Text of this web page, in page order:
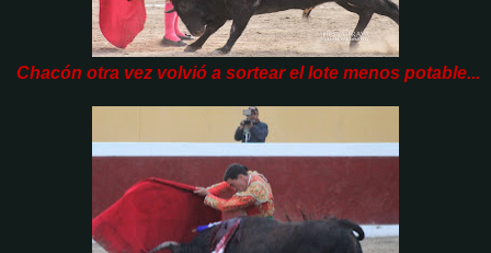
Chacón otra vez volvió a sortear el lote menos potable...